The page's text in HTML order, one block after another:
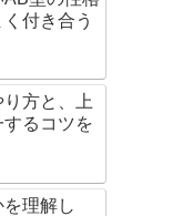
付き合う
方と、上
るコツを
理解し